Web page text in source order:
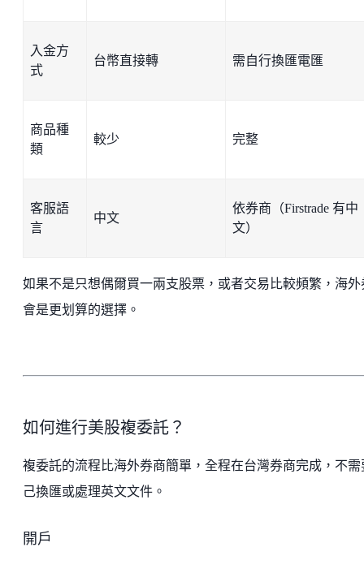
入金方
式
台幣直接轉 需自行換匯電匯
商品種
類
較少 完整
客服語
言
中文
依券商（Firstrade 有中
文）
如果不是只想偶爾買一兩支股票，或者交易比較頻繁，海外
會是更划算的選擇。
如何進行美股複委託？
複委託的流程比海外券商簡單，全程在台灣券商完成，不需
己換匯或處理英文文件。
開戶